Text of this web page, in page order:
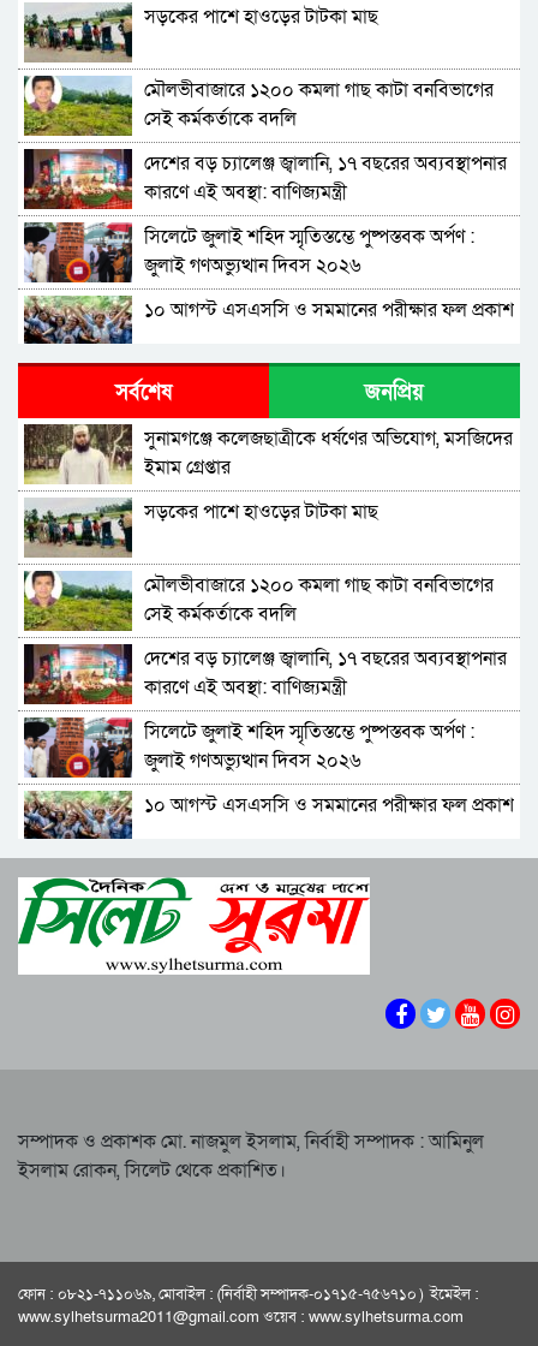
সড়কের পাশে হাওড়ের টাটকা মাছ
মৌলভীবাজারে ১২০০ কমলা গাছ কাটা বনবিভাগের
সেই কর্মকর্তাকে বদলি
দেশের বড় চ্যালেঞ্জ জ্বালানি, ১৭ বছরের অব্যবস্থাপনার
কারণে এই অবস্থা: বাণিজ্যমন্ত্রী
সিলেটে জুলাই শহিদ স্মৃতিস্তম্ভে পুষ্পস্তবক অর্পণ :
জুলাই গণঅভ্যুত্থান দিবস ২০২৬
১০ আগস্ট এসএসসি ও সমমানের পরীক্ষার ফল প্রকাশ
শাপলা চত্বরে হত্যা মামলা: শেখ হাসিনাসহ ৪১ জনের
বিরুদ্ধে আনুষ্ঠানিক অভিযোগ
বিরোধীদলের পতন শুরু হয়েছে, ১১ দল এখন ৯ দলে
গিয়ে ঠেকেছে: রাশেদ খান
কে হতে পারেন পরবর্তী রাষ্ট্রপতি, আলোচনায় এক
আমলা
সিলেটে আদলত চত্বরে শিশু ফাহিমা হত্যা মামলার
আসামির ওপর ফের হামলা
এআই দিয়ে অশালীন ছবি ছড়ানোর অভিযোগ
সিলেটের কনটেন্ট ক্রিয়েটর রাফিয়ার
শাবিপ্রবিতে শিক্ষার্থীকে মারধর: ছাত্রদল নেতা হাসিবুর
ও তারেক বহিষ্কার, ক্যাম্পাসে নিষিদ্ধ ২ বছর
সিলেটের ভাঙাচোরা সড়ক নিয়ে সিসিক প্রশাসকের
ক্ষোভ, দ্রুত সংস্কারের আহ্বান
নারী-কাণ্ডে জামায়াত থেকে বহিস্কার এমপি গাজী
নজরুল
সিলেটে হামের উপসর্গ নিয়ে আরও দুই শিশুর মৃত্যু
সর্বশেষ জনপ্রিয়
সুনামগঞ্জে কলেজছাত্রীকে ধর্ষণের অভিযোগ, মসজিদের
ইমাম গ্রেপ্তার
সড়কের পাশে হাওড়ের টাটকা মাছ
মৌলভীবাজারে ১২০০ কমলা গাছ কাটা বনবিভাগের
সেই কর্মকর্তাকে বদলি
দেশের বড় চ্যালেঞ্জ জ্বালানি, ১৭ বছরের অব্যবস্থাপনার
কারণে এই অবস্থা: বাণিজ্যমন্ত্রী
সিলেটে জুলাই শহিদ স্মৃতিস্তম্ভে পুষ্পস্তবক অর্পণ :
জুলাই গণঅভ্যুত্থান দিবস ২০২৬
১০ আগস্ট এসএসসি ও সমমানের পরীক্ষার ফল প্রকাশ
শাপলা চত্বরে হত্যা মামলা: শেখ হাসিনাসহ ৪১ জনের
বিরুদ্ধে আনুষ্ঠানিক অভিযোগ
বিরোধীদলের পতন শুরু হয়েছে, ১১ দল এখন ৯ দলে
গিয়ে ঠেকেছে: রাশেদ খান
কে হতে পারেন পরবর্তী রাষ্ট্রপতি, আলোচনায় এক
আসামির ওপর ফের হামলা
এআই দিয়ে অশালীন ছবি ছড়ানোর অভিযোগ
সিলেটের ভাঙাচোরা সড়ক নিয়ে সিসিক প্রশাসকের
সম্পাদক ও প্রকাশক মো. নাজমুল ইসলাম, নির্বাহী সম্পাদক : আমিনুল
ইসলাম রোকন, সিলেট থেকে প্রকাশিত।
ফোন : ০৮২১-৭১১০৬৯, মোবাইল : (নির্বাহী সম্পাদক-০১৭১৫-৭৫৬৭১০ ) ইমেইল :
www.sylhetsurma2011@gmail.com ওয়েব : www.sylhetsurma.com